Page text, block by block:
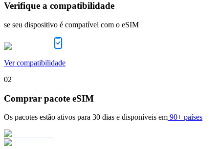
Verifique a compatibilidade
se seu dispositivo é compatível com o eSIM
Ver compatibilidade
02
Comprar pacote eSIM
Os pacotes estão ativos para 30 dias e disponíveis em 90+ países